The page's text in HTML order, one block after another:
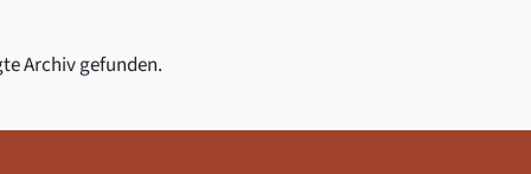
Archiv gefunden.